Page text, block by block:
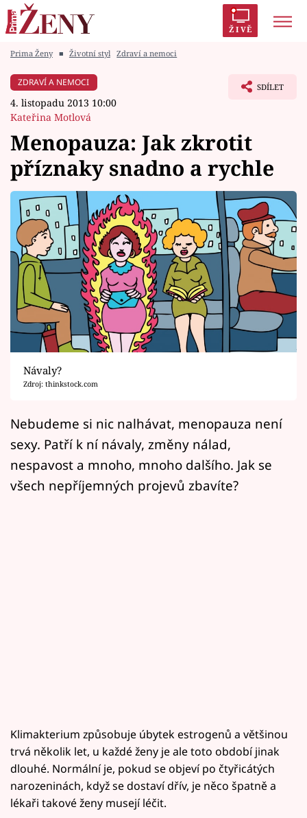
ŽIVĚ
Módní alarm
Zrádci
Témata
Celebrity
Vztahy
Seriály
Horoskopy
Sledujte prima+
Filmový festival Karlovy Vary
Mámy sobě
Přihlášení
Prima Ženy ■ Životní styl Zdraví a nemoci
ZDRAVÍ A NEMOCI
4. listopadu 2013 10:00
Kateřina Motlová
SDÍLET
Menopauza: Jak zkrotit
příznaky snadno a rychle
Návaly?
Zdroj: thinkstock.com
Nebudeme si nic nalhávat, menopauza není
sexy. Patří k ní návaly, změny nálad,
nespavost a mnoho, mnoho dalšího. Jak se
všech nepříjemných projevů zbavíte?
Klimakterium způsobuje úbytek estrogenů a většinou
trvá několik let, u každé ženy je ale toto období jinak
dlouhé. Normální je, pokud se objeví po čtyřicátých
narozeninách, když se dostaví dřív, je něco špatně a
lékaři takové ženy musejí léčit.